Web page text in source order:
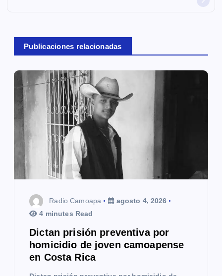
ó
e
n
Publicaciones relacionadas
Radio Camoapa
agosto 4, 2026
4 minutes Read
Dictan prisión preventiva por
homicidio de joven camoapense
en Costa Rica